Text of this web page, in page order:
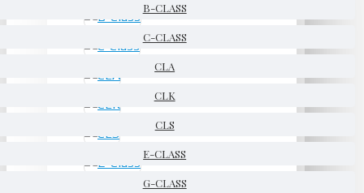
B-CLASS
C-CLASS
CLA
CLK
CLS
E-CLASS
G-CLASS